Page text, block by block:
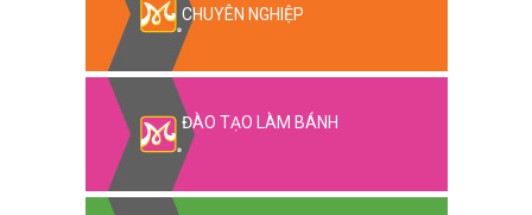
CHUYÊN NGHIỆP
ĐÀO TẠO LÀM BÁNH